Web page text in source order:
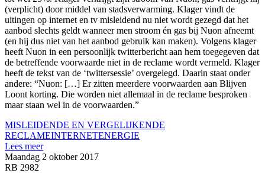
(verplicht) door middel van stadsverwarming. Klager vindt de
uitingen op internet en tv misleidend nu niet wordt gezegd dat het
aanbod slechts geldt wanneer men stroom én gas bij Nuon afneemt
(en hij dus niet van het aanbod gebruik kan maken). Volgens klager
heeft Nuon in een persoonlijk twitterbericht aan hem toegegeven dat
de betreffende voorwaarde niet in de reclame wordt vermeld. Klager
heeft de tekst van de ‘twittersessie’ overgelegd. Daarin staat onder
andere: “Nuon: […] Er zitten meerdere voorwaarden aan Blijven
Loont korting. Die worden niet allemaal in de reclame besproken
maar staan wel in de voorwaarden.”
MISLEIDENDE EN VERGELIJKENDE
RECLAMEINTERNETENERGIE
Lees meer
Maandag 2 oktober 2017
RB 2982